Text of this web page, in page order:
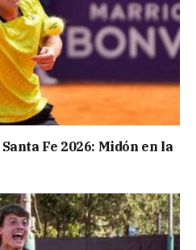
Fe 2026: Midón en la